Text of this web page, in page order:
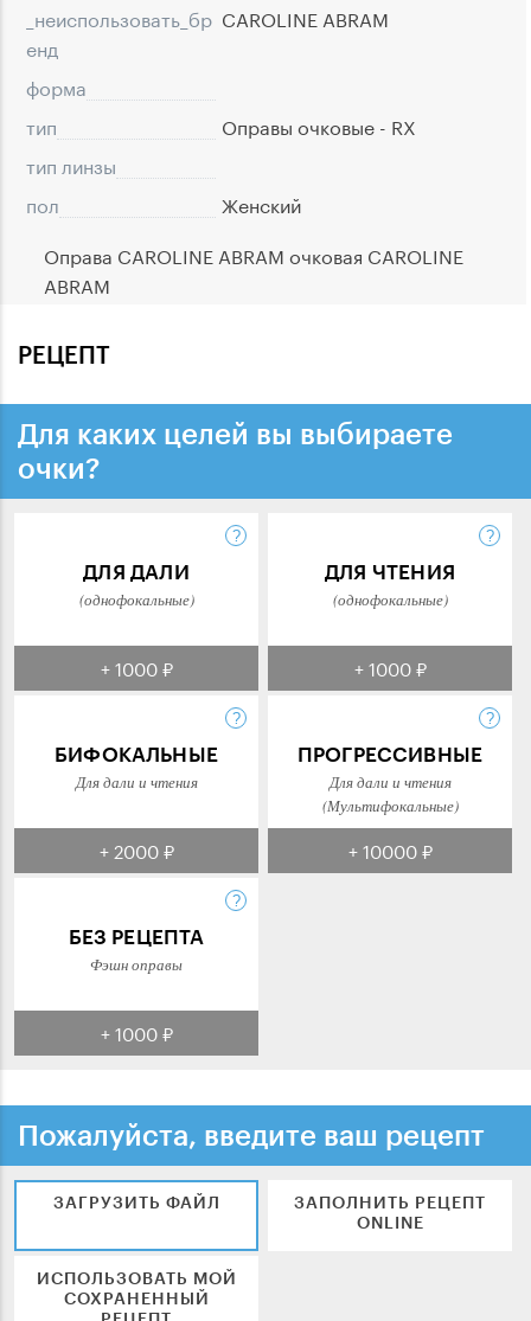
_неиспользовать_бр
eнд
CAROLINE ABRAM
форма
тип
Оправы очковые - RX
тип линзы
пол
Женский
Оправа CAROLINE ABRAM очковая CAROLINE
ABRAM
РЕЦЕПТ
Для каких целей вы выбираете
очки?
ДЛЯ ДАЛИ
(однофокальные)
+ 1000 ₽
ДЛЯ ЧТЕНИЯ
(однофокальные)
+ 1000 ₽
БИФОКАЛЬНЫЕ
Для дали и чтения
+ 2000 ₽
ПРОГРЕССИВНЫЕ
Для дали и чтения
(Мультифокальные)
+ 10000 ₽
БЕЗ РЕЦЕПТА
Фэшн оправы
+ 1000 ₽
Пожалуйста, введите ваш рецепт
ЗАГРУЗИТЬ ФАЙЛ
ЗАПОЛНИТЬ РЕЦЕПТ
ONLINE
ИСПОЛЬЗОВАТЬ МОЙ
СОХРАНЕННЫЙ